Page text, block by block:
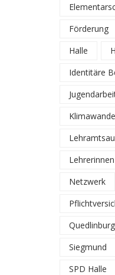
Förderung
Halle
Identitäre
Netzwerk
Quedlinburg
Siegmund
SPD Halle